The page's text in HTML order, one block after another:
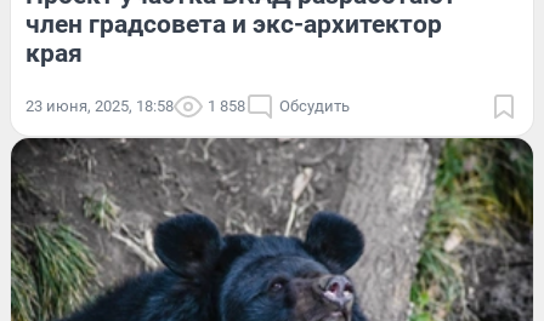
член градсовета и экс-архитектор
края
23 июня, 2025, 18:58 1 858 Обсудить